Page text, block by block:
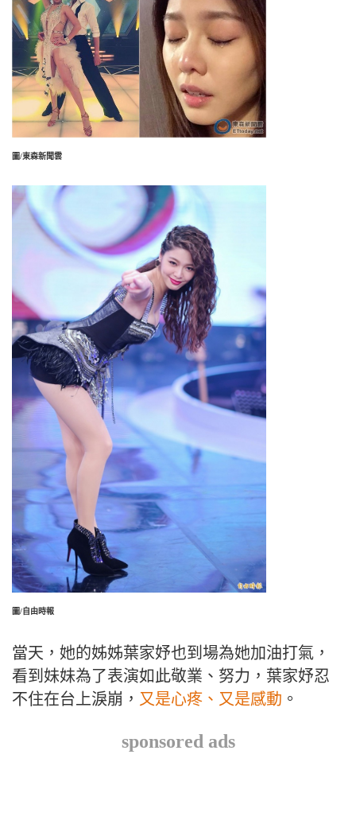
圖/東森新聞雲
圖/自由時報
當天，她的姊姊葉家妤也到場為她加油打氣，
看到妹妹為了表演如此敬業、努力，葉家妤忍
不住在台上淚崩， 又是心疼、又是感動 。
sponsored ads